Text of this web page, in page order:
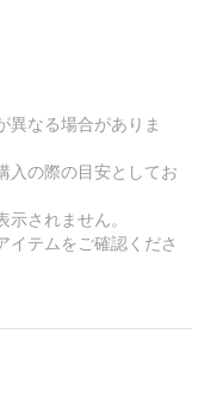
異なる場合がありま
入の際の目安としてお
されません。
イテムをご確認くださ